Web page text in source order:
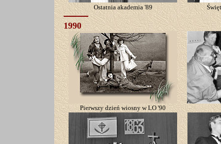
Ostatnia akademia '89
1990
Pierwszy dzień wiosny w LO '90